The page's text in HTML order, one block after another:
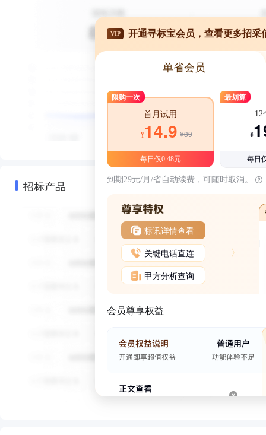
招标产品
VIP 开通寻标宝会员，查看更多招采
单省会员
限购一次
首月试用
¥14.9 ¥39
每日仅0.48元
最划算
12
¥
每日
到期29元/月/省自动续费，可随时取消。
标讯详情查看
关键电话直连
甲方分析查询
会员尊享权益